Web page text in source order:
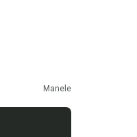
Manele